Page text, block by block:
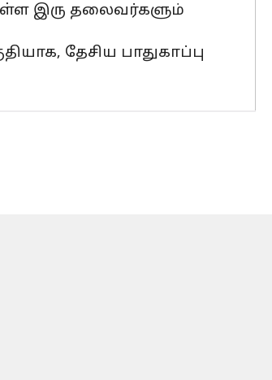
இரு தலைவர்களும்
தேசிய பாதுகாப்பு